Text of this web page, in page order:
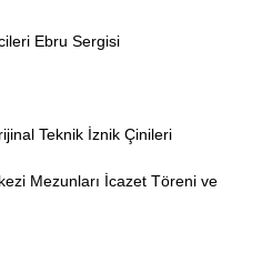
Ebru Sergisi
Teknik İznik Çinileri
Mezunları İcazet Töreni ve